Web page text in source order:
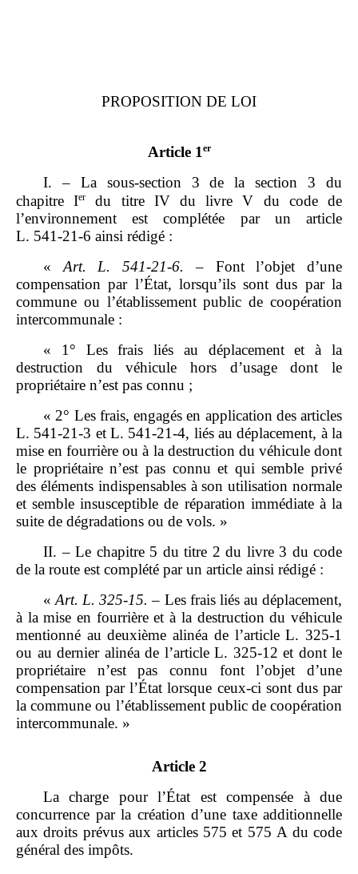
PROPOSITION DE LOI
Article 1 er
I. – La sous‑section 3 de la section 3 du
chapitre Ier
du titre IV du livre V du code de
l’environnement est complétée par un article
L. 541‑21‑6 ainsi rédigé :
«Art. L. 541‑21‑6.
– Font l’objet d’une
compensation par l’État, lorsqu’ils sont dus par la
commune ou l’établissement public de coopération
intercommunale :
« 1° Les frais liés au déplacement et à la
destruction du véhicule hors d’usage dont le
propriétaire n’est pas connu ;
« 2° Les frais, engagés en application des articles
L. 541‑21‑3 et L. 541‑21‑4, liés au déplacement, à la
mise en fourrière ou à la destruction du véhicule dont
le propriétaire n’est pas connu et qui semble privé
des éléments indispensables à son utilisation normale
et semble insusceptible de réparation immédiate à la
suite de dégradations ou de vols. »
II. – Le chapitre 5 du titre 2 du livre 3 du code
de la route est complété par un article ainsi rédigé :
«Art. L. 325‑15. – Les frais liés au déplacement,
à la mise en fourrière et à la destruction du véhicule
mentionné au deuxième alinéa de l’article L. 325‑1
ou au dernier alinéa de l’article L. 325‑12 et dont le
propriétaire n’est pas connu font l’objet d’une
compensation par l’État lorsque ceux‑ci sont dus par
la commune ou l’établissement public de coopération
intercommunale. »
Article 2
La charge pour l’État est compensée à due
concurrence par la création d’une taxe additionnelle
aux droits prévus aux articles 575 et 575 A du code
général des impôts.